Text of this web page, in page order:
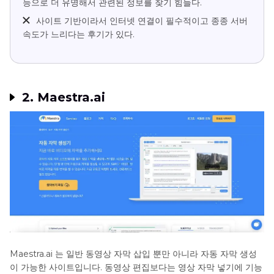
능으로 더 유명해서 관련된 정보를 찾기 힘들다.
사이트 기반이라서 인터넷 연결이 필수적이고 종종 서버
속도가 느리다는 후기가 있다.
2. Maestra.ai
Maestra.ai 는 일반 동영상 자막 삽입 뿐만 아니라 자동 자막 생성
이 가능한 사이트입니다. 동영상 편집보다는 영상 자막 넣기에 기능